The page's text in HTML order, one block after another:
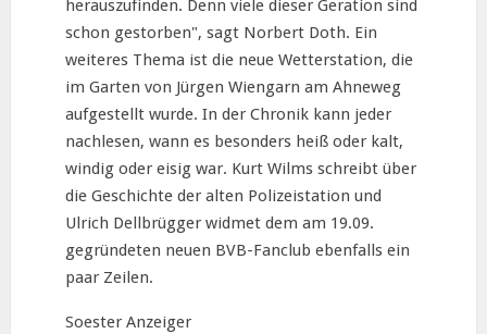
herauszufinden. Denn viele dieser Geration sind
schon gestorben", sagt Norbert Doth. Ein
weiteres Thema ist die neue Wetterstation, die
im Garten von Jürgen Wiengarn am Ahneweg
aufgestellt wurde. In der Chronik kann jeder
nachlesen, wann es besonders heiß oder kalt,
windig oder eisig war. Kurt Wilms schreibt über
die Geschichte der alten Polizeistation und
Ulrich Dellbrügger widmet dem am 19.09.
gegründeten neuen BVB-Fanclub ebenfalls ein
paar Zeilen.
Soester Anzeiger